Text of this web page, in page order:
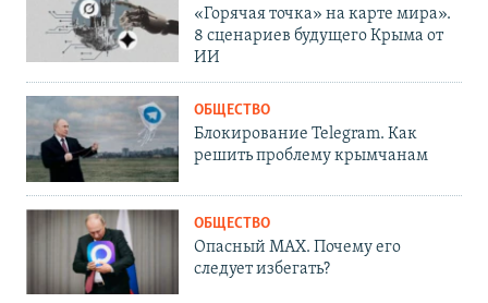
«Горячая точка» на карте мира».
8 сценариев будущего Крыма от
ИИ
ОБЩЕСТВО
Блокирование Telegram. Как
решить проблему крымчанам
ОБЩЕСТВО
Опасный MAX. Почему его
следует избегать?